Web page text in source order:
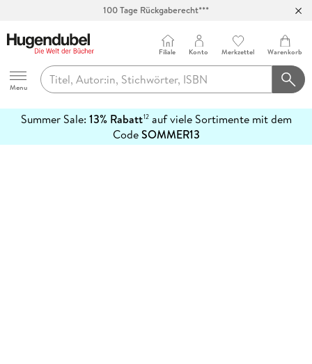
100 Tage Rückgaberecht***
Hugendubel
Menu
Filiale Konto Merkzettel Warenkorb
Summer Sale: 13% Rabatt12auf viele Sortimente mit dem
CodeSOMMER13
erfahren